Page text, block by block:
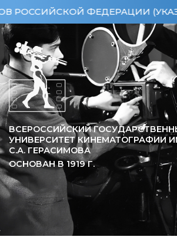
ФЕДЕРАЦИИ (УКАЗ
ВСЕРОССИЙСКИЙ
УНИВЕРСИТЕТ КИНЕМАТОГРАФИИ
С.А. ГЕРАСИМОВА
ОСНОВАН В 1919Г.